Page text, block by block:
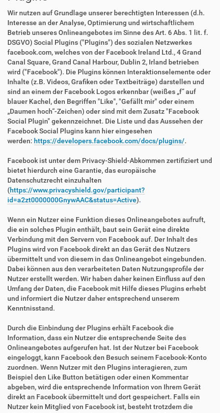
Wir nutzen auf Grundlage unserer berechtigten Interessen (d.h.
Interesse an der Analyse, Optimierung und wirtschaftlichem
Betrieb unseres Onlineangebotes im Sinne des Art. 6 Abs. 1 lit. f.
DSGVO) Social Plugins ("Plugins") des sozialen Netzwerkes
facebook.com, welches von der Facebook Ireland Ltd., 4 Grand
Canal Square, Grand Canal Harbour, Dublin 2, Irland betrieben
wird ("Facebook"). Die Plugins können Interaktionselemente oder
Inhalte (z.B. Videos, Grafiken oder Textbeiträge) darstellen und
sind an einem der Facebook Logos erkennbar (weißes „f“ auf
blauer Kachel, den Begriffen "Like", "Gefällt mir" oder einem
„Daumen hoch“-Zeichen) oder sind mit dem Zusatz "Facebook
Social Plugin" gekennzeichnet. Die Liste und das Aussehen der
Facebook Social Plugins kann hier eingesehen
werden: https://developers.facebook.com/docs/plugins/.
Facebook ist unter dem Privacy-Shield-Abkommen zertifiziert und
bietet hierdurch eine Garantie, das europäische
Datenschutzrecht einzuhalten
(https://www.privacyshield.gov/participant?
id=a2zt0000000GnywAAC&status=Active).
Wenn ein Nutzer eine Funktion dieses Onlineangebotes aufruft,
die ein solches Plugin enthält, baut sein Gerät eine direkte
Verbindung mit den Servern von Facebook auf. Der Inhalt des
Plugins wird von Facebook direkt an das Gerät des Nutzers
übermittelt und von diesem in das Onlineangebot eingebunden.
Dabei können aus den verarbeiteten Daten Nutzungsprofile der
Nutzer erstellt werden. Wir haben daher keinen Einfluss auf den
Umfang der Daten, die Facebook mit Hilfe dieses Plugins erhebt
und informiert die Nutzer daher entsprechend unserem
Kenntnisstand.
Durch die Einbindung der Plugins erhält Facebook die
Information, dass ein Nutzer die entsprechende Seite des
Onlineangebotes aufgerufen hat. Ist der Nutzer bei Facebook
eingeloggt, kann Facebook den Besuch seinem Facebook-Konto
zuordnen. Wenn Nutzer mit den Plugins interagieren, zum
Beispiel den Like Button betätigen oder einen Kommentar
abgeben, wird die entsprechende Information von Ihrem Gerät
direkt an Facebook übermittelt und dort gespeichert. Falls ein
Nutzer kein Mitglied von Facebook ist, besteht trotzdem die